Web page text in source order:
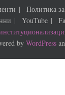
Политика
YouTube
by WordPress